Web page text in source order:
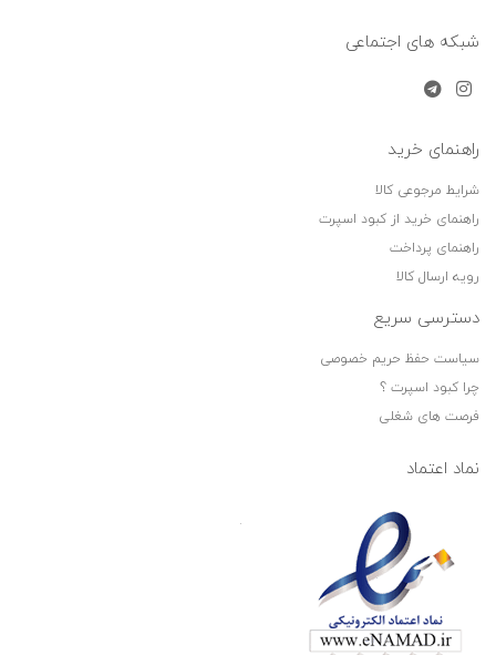
شبکه های اجتماعی
راهنمای خرید
شرایط مرجوعی کالا
راهنمای خرید از کبود اسپرت
راهنمای پرداخت
رویه ارسال کالا
دسترسی سریع
سیاست حفظ حریم خصوصی
چرا کبود اسپرت ؟
فرصت های شغلی
نماد اعتماد